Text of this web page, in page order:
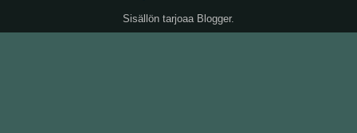
Sisällön tarjoaa Blogger.